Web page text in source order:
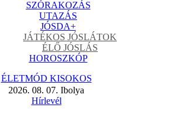
SZÓRAKOZÁS
UTAZÁS
JÓSDA+
JÁTÉKOS JÓSLÁTOK
ÉLŐ JÓSLÁS
HOROSZKÓP
ÉLETMÓD KISOKOS
2026. 08. 07. Ibolya
Hírlevél